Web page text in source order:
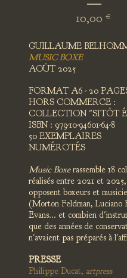
10,00 €
GUILLAUME
MUSIC BOXE
AOÛT 2025
FORMAT A6 - 20
HORS COMMERCE :
COLLECTION "SITÔT
ISBN : 979-10-94601-64-8
50 EXEMPLAIRES
NUMÉROTÉS
Music Boxerassemble 18
réalisés entre 2021 et
opposent boxeurs et
(Morton Feldman, Luciano
Evans... et combien
que des années de
n'avaient pas préparés à
PRESSE
Philippe Ducat, artpress